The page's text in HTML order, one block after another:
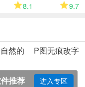
8.1 9.7
然的
P图无痕改字
软件app
推荐
进入专区